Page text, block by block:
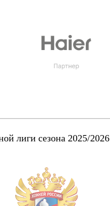
лиги сезона 2025/2026